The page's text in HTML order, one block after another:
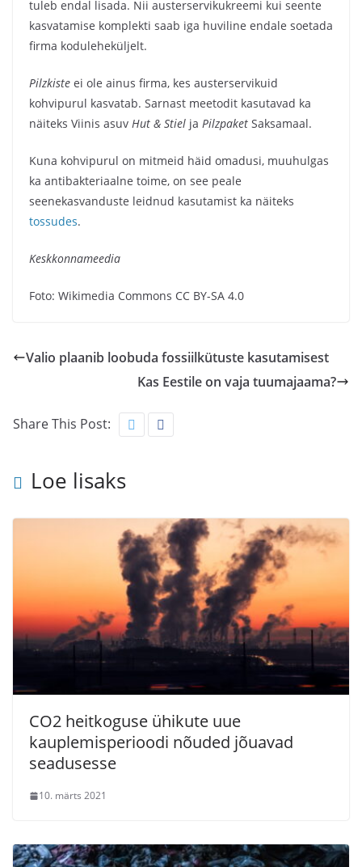
tuleb endal lisada. Nii austerservikukreemi kui seente
kasvatamise komplekti saab iga huviline endale soetada
firma koduleheküljelt.
Pilzkiste ei ole ainus firma, kes austerservikuid
kohvipurul kasvatab. Sarnast meetodit kasutavad ka
näiteks Viinis asuv Hut & Stiel ja Pilzpaket Saksamaal.
Kuna kohvipurul on mitmeid häid omadusi, muuhulgas
ka antibakteriaalne toime, on see peale
seenekasvanduste leidnud kasutamist ka näiteks
tossudes.
Keskkonnameedia
Foto: Wikimedia Commons CC BY-SA 4.0
Valio plaanib loobuda fossiilkütuste kasutamisest
Kas Eestile on vaja tuumajaama?
Share This Post:
Loe lisaks
CO2 heitkoguse ühikute uue
kauplemisperioodi nõuded jõuavad
seadusesse
10. märts 2021